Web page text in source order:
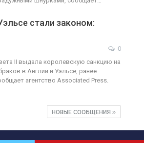
стали законом:
0
II выдала королевскую санкцию на
в Англии и Уэльсе, ранее
агентство Associated Press.
НОВЫЕ СООБЩЕНИЯ